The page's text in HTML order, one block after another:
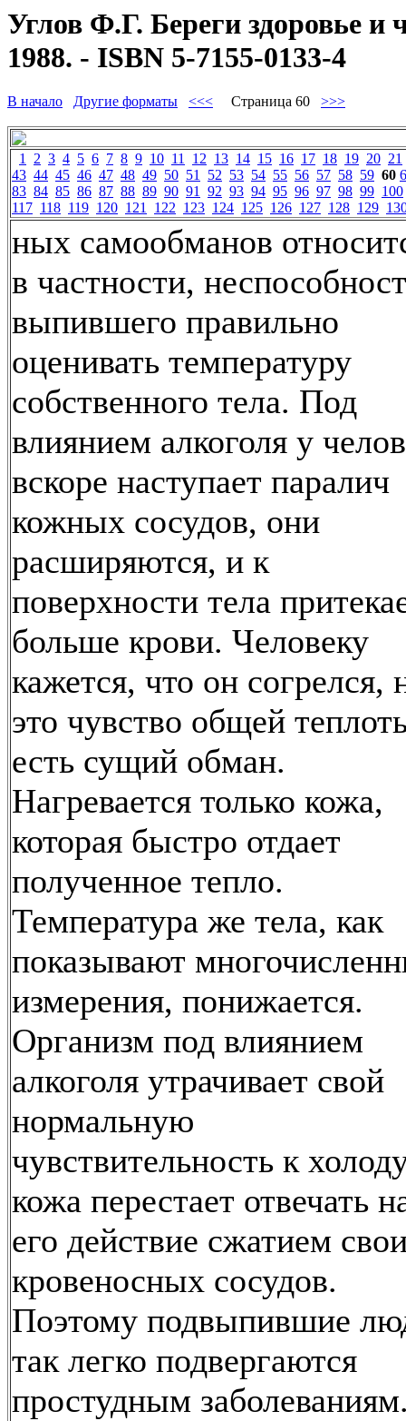
Углов Ф.Г. Береги здоровье и
1988. - ISBN 5-7155-0133-4
В начало Другие форматы <<< Страница 60 >>>
1 2 3 4 5 6 7 8 9 10 11 12 13 14 15 16 17 18 19 20 21
43 44 45 46 47 48 49 50 51 52 53 54 55 56 57 58 59 60
83 84 85 86 87 88 89 90 91 92 93 94 95 96 97 98 99 100
117 118 119 120 121 122 123 124 125 126 127 128 129
ных самообманов
в частности,
выпившего правильно
оценивать температуру
собственного тела. Под
влиянием алкоголя у
вскоре наступает паралич
кожных сосудов, они
расширяются, и к
поверхности тела
больше крови. Человеку
кажется, что он согрелся,
это чувство общей
есть сущий обман.
Нагревается только кожа,
которая быстро отдает
полученное тепло.
Температура же тела, как
показывают
измерения, понижается.
Организм под влиянием
алкоголя утрачивает свой
нормальную
чувствительность к
кожа перестает отвечать
его действие сжатием
кровеносных сосудов.
Поэтому подвыпившие
так легко подвергаются
простудным